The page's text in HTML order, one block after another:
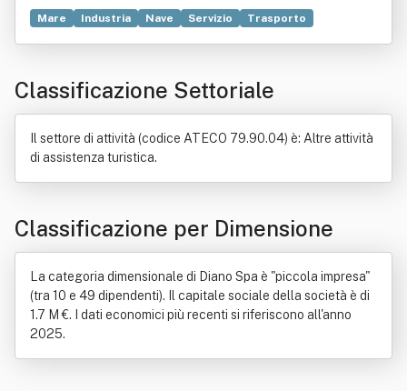
Mare Industria Nave Servizio
Trasporto
Natante
Porto Siderurgia
Classificazione Settoriale
Il settore di attività (codice ATECO 79.90.04) è: Altre attività
di assistenza turistica.
Classificazione per Dimensione
La categoria dimensionale di Diano Spa è "piccola impresa"
(tra 10 e 49 dipendenti). Il capitale sociale della società è di
1.7 M €. I dati economici più recenti si riferiscono all'anno
2025.